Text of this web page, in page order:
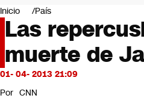
Mundo
Negocios
Deportes
Programas completos
Cultura
Servicios
Bits
CNN Data
Inicio País
Las
muerte de
01- 04- 2013 21:09
Por CNN